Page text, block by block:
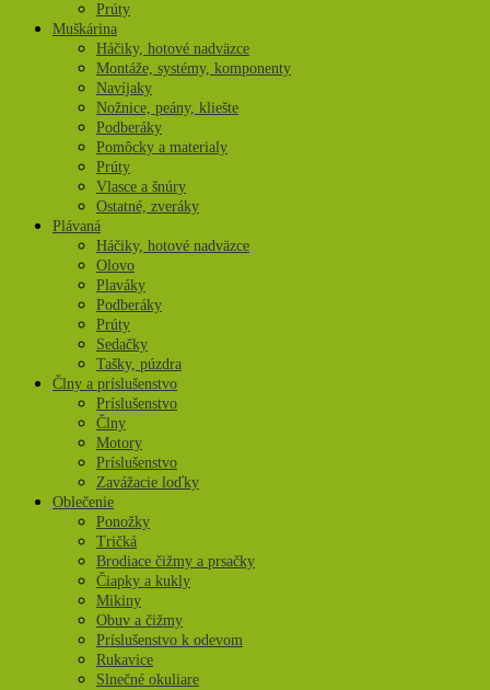
Prúty
Muškárina
Háčiky, hotové nadväzce
Montáže, systémy, komponenty
Navíjaky
Nožnice, peány, kliešte
Podberáky
Pomôcky a materialy
Prúty
Vlasce a šnúry
Ostatné, zveráky
Plávaná
Háčiky, hotové nadväzce
Olovo
Plaváky
Podberáky
Prúty
Sedačky
Tašky, púzdra
Člny a príslušenstvo
Príslušenstvo
Člny
Motory
Príslušenstvo
Zavážacie loďky
Oblečenie
Ponožky
Tričká
Brodiace čižmy a prsačky
Čiapky a kukly
Mikiny
Obuv a čižmy
Príslušenstvo k odevom
Rukavice
Slnečné okuliare